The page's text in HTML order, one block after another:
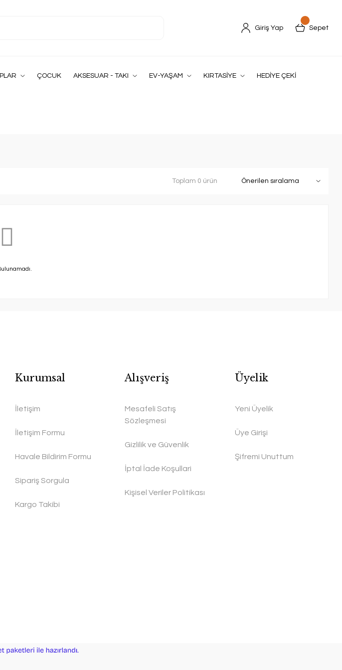
Giriş Yap Sepet
ÇOCUK AKSESUAR - TAKI EV-YAŞAM KIRTASİYE HEDİYE ÇEKİ
Toplam 0 ürün
Kurumsal
İletişim
İletişim Formu
Havale Bildirim Formu
Sipariş Sorgula
Kargo Takibi
Alışveriş
Mesafeli Satış
Sözleşmesi
Gizlilik ve Güvenlik
İptal İade Koşullari
Kişisel Veriler Politikası
Üyelik
Yeni Üyelik
Üye Girişi
Şifremi Unuttum
e-